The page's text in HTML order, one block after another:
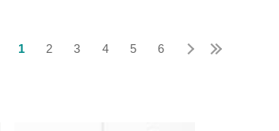
1 2 3 4 5 6